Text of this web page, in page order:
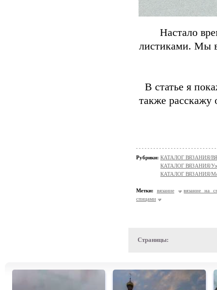
Настало
листиками. Мы
В статье я
также расскажу
Рубрики: КАТАЛОГ ВЯЗАНИЯ/
КАТАЛОГ ВЯЗАНИЯ/
КАТАЛОГ ВЯЗАНИЯ/
Метки: вязание
вязание на
спицами
Страницы: